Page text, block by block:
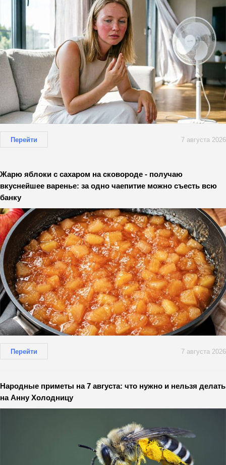
Перейти 7 августа 2026
Жарю яблоки с сахаром на сковороде - получаю
вкуснейшее варенье: за одно чаепитие можно съесть всю
банку
Перейти 7 августа 2026
Народные приметы на 7 августа: что нужно и нельзя делать
на Анну Холодницу